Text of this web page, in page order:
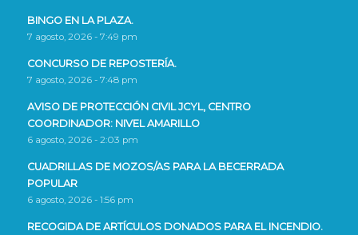
BINGO EN LA PLAZA.
7 agosto, 2026 - 7:49 pm
CONCURSO DE REPOSTERÍA.
7 agosto, 2026 - 7:48 pm
AVISO DE PROTECCIÓN CIVIL JCYL, CENTRO
COORDINADOR: NIVEL AMARILLO
6 agosto, 2026 - 2:03 pm
CUADRILLAS DE MOZOS/AS PARA LA BECERRADA
POPULAR
6 agosto, 2026 - 1:56 pm
RECOGIDA DE ARTÍCULOS DONADOS PARA EL INCENDIO.